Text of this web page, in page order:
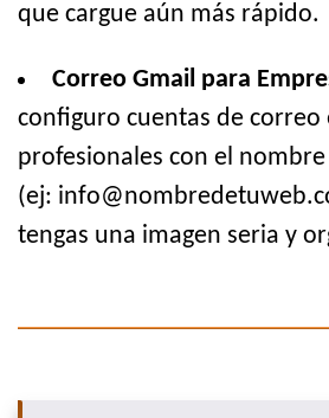
que cargue aún más rápido.
Correo Gmail para
configuro cuentas de correo
profesionales con el
(ej:
tengas una imagen seria y